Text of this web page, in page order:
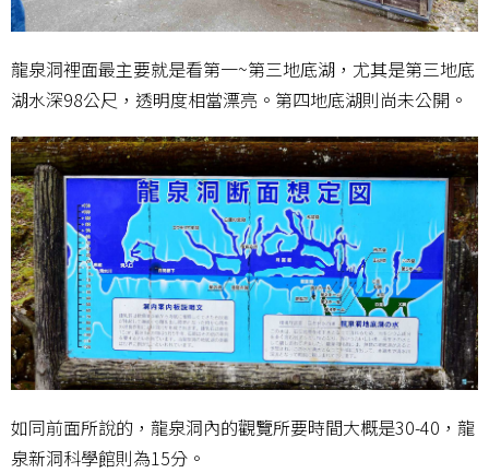
龍泉洞裡面最主要就是看第一~第三地底湖，尤其是第三地底
湖水深98公尺，透明度相當漂亮。第四地底湖則尚未公開。
如同前面所說的，龍泉洞內的觀覽所要時間大概是30-40，龍
泉新洞科學館則為15分。